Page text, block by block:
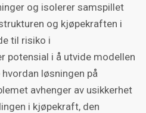
og isolerer samspillet
og kjøpekraften i
til risiko i
potensial i å utvide modellen
løsningen på
avhenger av usikkerhet
i kjøpekraft, den